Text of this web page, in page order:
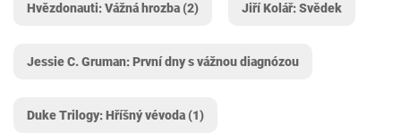
Hvězdonauti: Vážná hrozba (2) Jiří Kolář: Svědek
Jessie C. Gruman: První dny s vážnou diagnózou
Duke Trilogy: Hříšný vévoda (1)